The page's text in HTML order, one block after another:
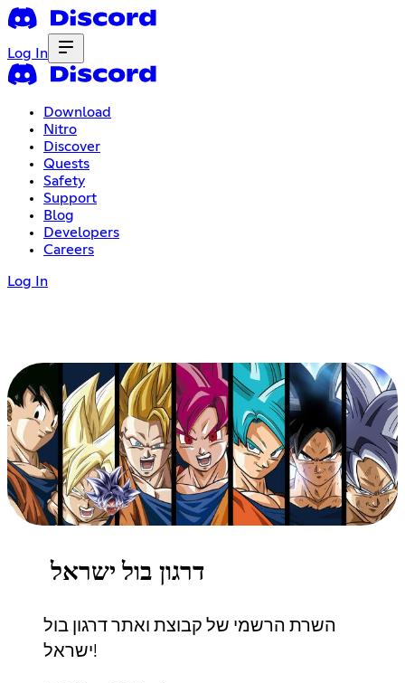
Log In
Download
Nitro
Discover
Quests
Safety
Support
Blog
Developers
Careers
Log In
דרגון בול ישראל
השרת הרשמי של קבוצת ואתר דרגון בול
ישראל!